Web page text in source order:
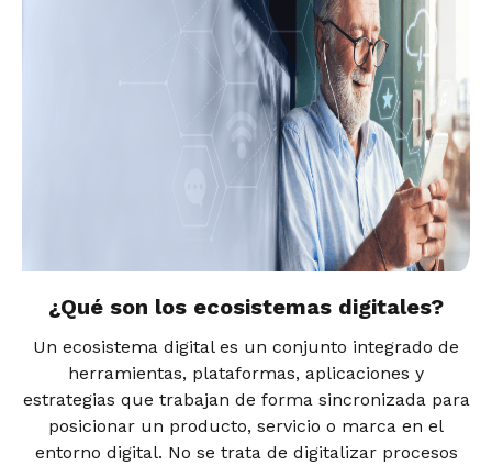
¿Qué son los ecosistemas digitales?
Un ecosistema digital es un conjunto integrado de
herramientas, plataformas, aplicaciones y
estrategias que trabajan de forma sincronizada para
posicionar un producto, servicio o marca en el
entorno digital. No se trata de digitalizar procesos